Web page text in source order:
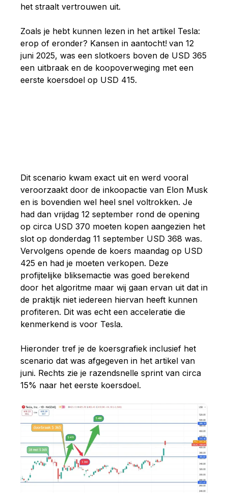
het straalt vertrouwen uit.
Zoals je hebt kunnen lezen in het artikel Tesla:
erop of eronder? Kansen in aantocht! van 12
juni 2025, was een slotkoers boven de USD 365
een uitbraak en de koopoverweging met een
eerste koersdoel op USD 415.
Dit scenario kwam exact uit en werd vooral
veroorzaakt door de inkoopactie van Elon Musk
en is bovendien wel heel snel voltrokken. Je
had dan vrijdag 12 september rond de opening
op circa USD 370 moeten kopen aangezien het
slot op donderdag 11 september USD 368 was.
Vervolgens opende de koers maandag op USD
425 en had je moeten verkopen. Deze
profijtelijke bliksemactie was goed berekend
door het algoritme maar wij gaan ervan uit dat in
de praktijk niet iedereen hiervan heeft kunnen
profiteren. Dit was echt een acceleratie die
kenmerkend is voor Tesla.
Hieronder tref je de koersgrafiek inclusief het
scenario dat was afgegeven in het artikel van
juni. Rechts zie je razendsnelle sprint van circa
15% naar het eerste koersdoel.